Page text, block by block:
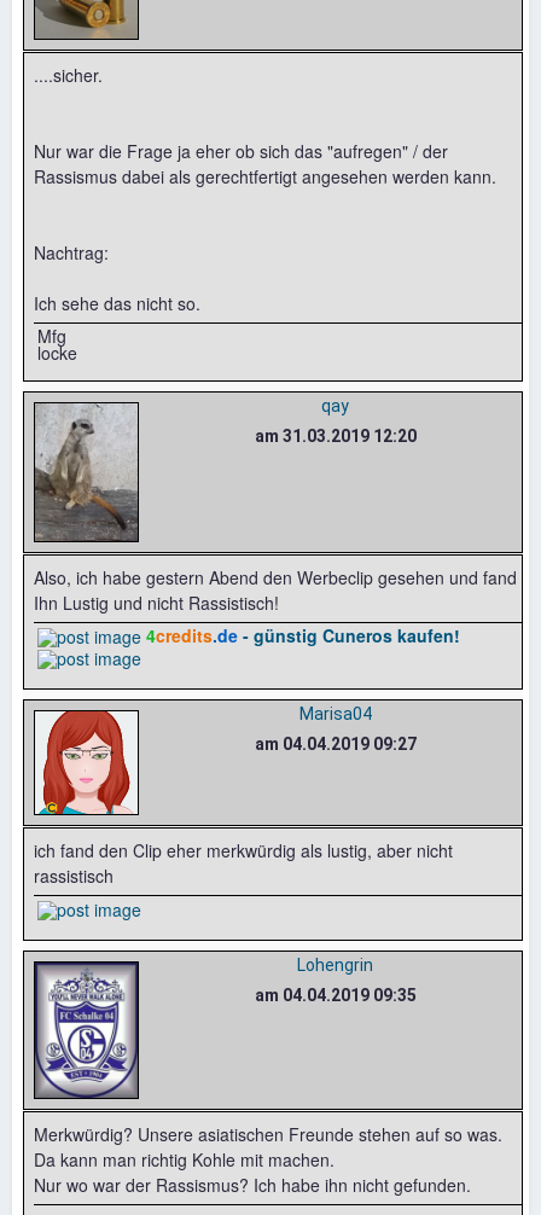
....sicher.
Nur war die Frage ja eher ob sich das "aufregen" / der
Rassismus dabei als gerechtfertigt angesehen werden kann.
Nachtrag:
Ich sehe das nicht so.
Mfg
locke
qay
am 31.03.2019 12:20
Also, ich habe gestern Abend den Werbeclip gesehen und fand
Ihn Lustig und nicht Rassistisch!
4credits.de - günstig Cuneros kaufen!
Marisa04
am 04.04.2019 09:27
ich fand den Clip eher merkwürdig als lustig, aber nicht
rassistisch
Lohengrin
am 04.04.2019 09:35
Merkwürdig? Unsere asiatischen Freunde stehen auf so was.
Da kann man richtig Kohle mit machen.
Nur wo war der Rassismus? Ich habe ihn nicht gefunden.